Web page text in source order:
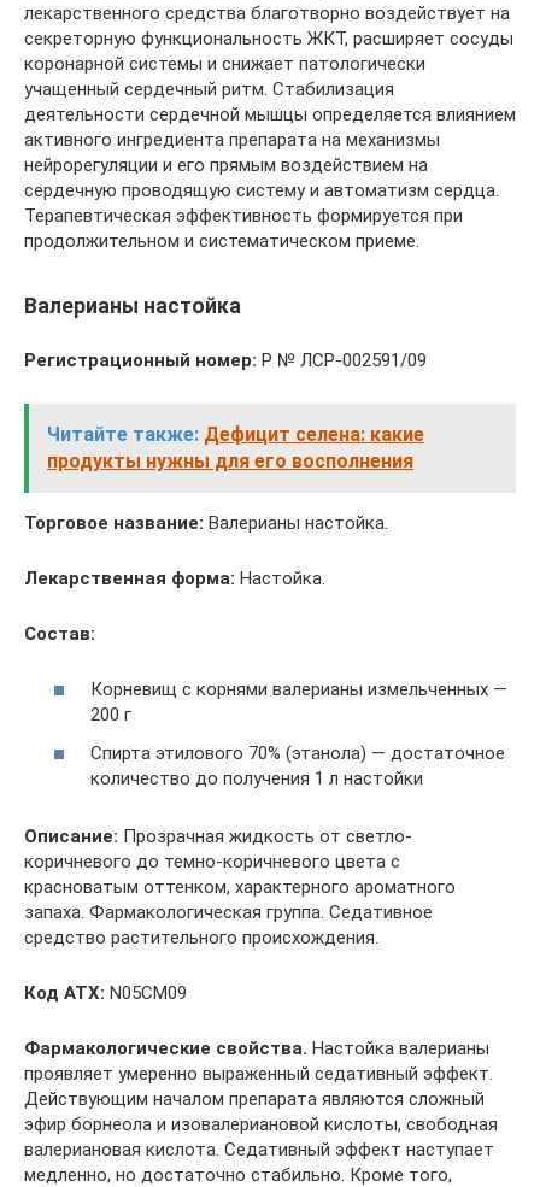
лекарственного средства благотворно воздействует на
секреторную функциональность ЖКТ, расширяет сосуды
коронарной системы и снижает патологически
учащенный сердечный ритм. Стабилизация
деятельности сердечной мышцы определяется влиянием
активного ингредиента препарата на механизмы
нейрорегуляции и его прямым воздействием на
сердечную проводящую систему и автоматизм сердца.
Терапевтическая эффективность формируется при
продолжительном и систематическом приеме.
Валерианы настойка
Регистрационный номер: Р № ЛСР-002591/09
Читайте также: Дефицит селена: какие
продукты нужны для его восполнения
Торговое название: Валерианы настойка.
Лекарственная форма: Настойка.
Состав:
Корневищ с корнями валерианы измельченных —
200 г
Спирта этилового 70% (этанола) — достаточное
количество до получения 1 л настойки
Описание: Прозрачная жидкость от светло-
коричневого до темно-коричневого цвета с
красноватым оттенком, характерного ароматного
запаха. Фармакологическая группа. Седативное
средство растительного происхождения.
Код ATX: N05CM09
Фармакологические свойства. Настойка валерианы
проявляет умеренно выраженный седативный эффект.
Действующим началом препарата являются сложный
эфир борнеола и изовалериановой кислоты, свободная
валериановая кислота. Седативный эффект наступает
медленно, но достаточно стабильно. Кроме того,